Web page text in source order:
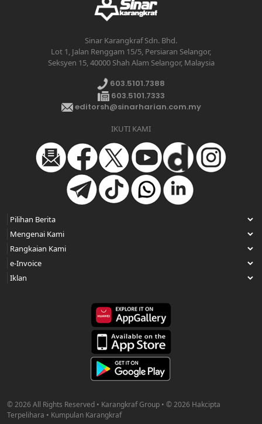
Sinar Karangkraf Sdn. Bhd.
Lot 1, Jalan Renggam 15/5, Persiaran Selangor,
Seksyen 15, 40000 Shah Alam Selangor, Malaysia
603.5101.7388
603.5101.7333
editorsh@sinarharian.com.my
IKUTI KAMI
© 2026 All Rights Reserved • Karangkraf Group • © 2026 Hakcipta
Terpelihara • Kumpulan Karangkraf